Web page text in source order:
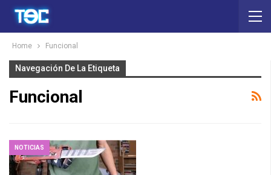
Home Funcional
Navegación De La Etiqueta
Funcional
NOTICIAS